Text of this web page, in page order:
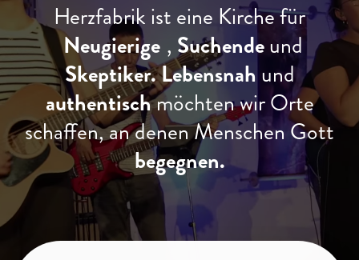
Herzfabrik ist eine Kirche für
Neugierige , Suchendeund
Skeptiker.Lebensnah und
authentischmöchten wir Orte
schaffen, an denen Menschen Gott
begegnen.